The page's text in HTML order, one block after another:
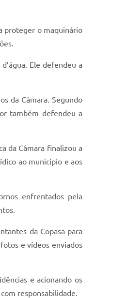
proteger o maquinário
Ele defendeu a
da Câmara. Segundo
também defendeu a
da Câmara finalizou a
ao município e aos
enfrentados pela
da Copasa para
e vídeos enviados
e acionando os
responsabilidade.